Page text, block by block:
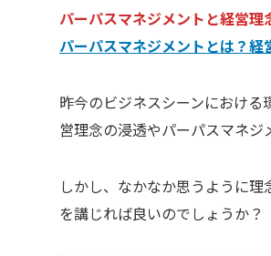
パーパスマネジメントと経営理
パーパスマネジメントとは？経
昨今のビジネスシーンにおけ
営理念の浸透やパーパスマネジ
しかし、なかなか思うように
を講じれば良いのでしょうか？